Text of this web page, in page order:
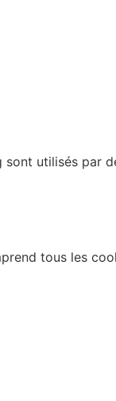
sont utilisés par
tous les